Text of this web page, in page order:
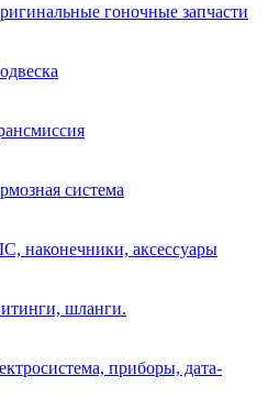
гоночные запчасти
система
наконечники, аксессуары
шланги.
приборы, дата-